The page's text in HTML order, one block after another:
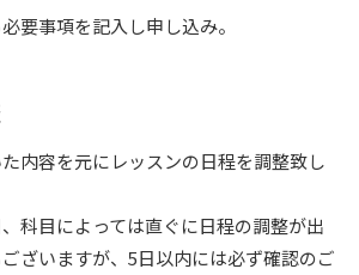
要事項を記入し申し込み。
内容を元にレッスンの日程を調整致し
科目によっては直ぐに日程の調整が出
ざいますが、5日以内には必ず確認のご